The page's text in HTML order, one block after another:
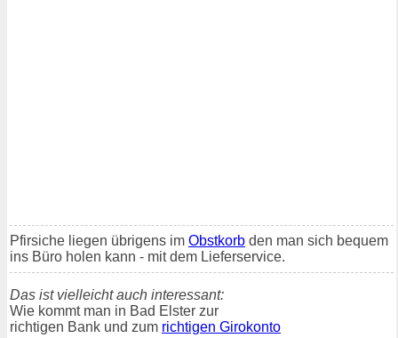
Pfirsiche liegen übrigens im Obstkorb den man sich bequem
ins Büro holen kann - mit dem Lieferservice.
Das ist vielleicht auch interessant:
Wie kommt man in Bad Elster zur
richtigen Bank und zum richtigen Girokonto